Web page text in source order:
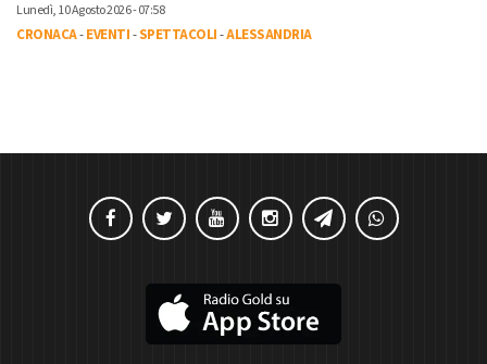
Lunedì, 10 Agosto 2026 - 07:58
CRONACA-EVENTI-SPETTACOLI-ALESSANDRIA